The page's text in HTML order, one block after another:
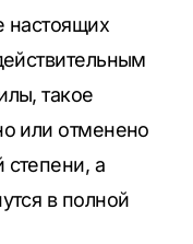
настоящих
такое
или отменено
а
в полной